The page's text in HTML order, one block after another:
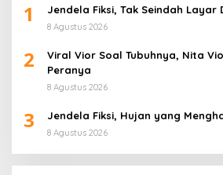
1 Jendela Fiksi, Tak Seindah Layar
8 Agustus 2026
2
Viral Vior Soal Tubuhnya, Nita
Peranya
8 Agustus 2026
3 Jendela Fiksi, Hujan yang
8 Agustus 2026